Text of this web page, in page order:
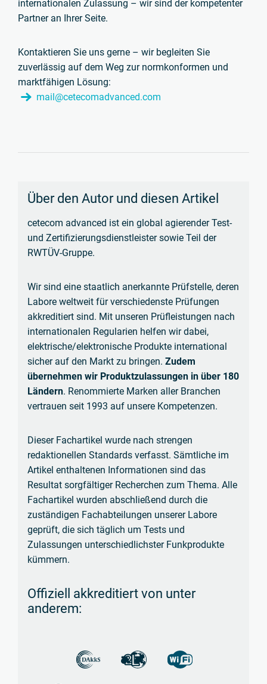
internationalen Zulassung – wir sind der kompetenter
Partner an Ihrer Seite.
Kontaktieren Sie uns gerne – wir begleiten Sie
zuverlässig auf dem Weg zur normkonformen und
marktfähigen Lösung:
mail@cetecomadvanced.com
Über den Autor und diesen Artikel
cetecom advanced ist ein global agierender Test-
und Zertifizierungsdienstleister sowie Teil der
RWTÜV-Gruppe.
Wir sind eine staatlich anerkannte Prüfstelle, deren
Labore weltweit für verschiedenste Prüfungen
akkreditiert sind. Mit unseren Prüfleistungen nach
internationalen Regularien helfen wir dabei,
elektrische/elektronische Produkte international
sicher auf den Markt zu bringen. Zudem
übernehmen wir Produktzulassungen in über 180
Ländern. Renommierte Marken aller Branchen
vertrauen seit 1993 auf unsere Kompetenzen.
Dieser Fachartikel wurde nach strengen
redaktionellen Standards verfasst. Sämtliche im
Artikel enthaltenen Informationen sind das
Resultat sorgfältiger Recherchen zum Thema. Alle
Fachartikel wurden abschließend durch die
zuständigen Fachabteilungen unserer Labore
geprüft, die sich täglich um Tests und
Zulassungen unterschiedlichster Funkprodukte
kümmern.
Offiziell akkreditiert von unter
anderem: